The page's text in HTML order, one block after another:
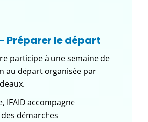
Préparer le départ
participe à une semaine de
au départ organisée par
IFAID accompagne
des démarches